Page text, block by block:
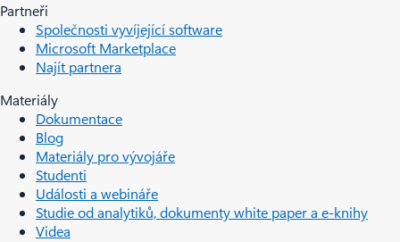
Partneři
Společnosti vyvíjející software
Microsoft Marketplace
Najít partnera
Materiály
Dokumentace
Blog
Materiály pro vývojáře
Studenti
Události a webináře
Studie od analytiků, dokumenty white paper a e-knihy
Videa